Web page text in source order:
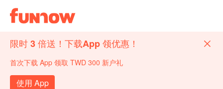
限时 3 倍送！下载App 领优惠！
首次下载 App 领取 TWD 300 新户礼
使用 App